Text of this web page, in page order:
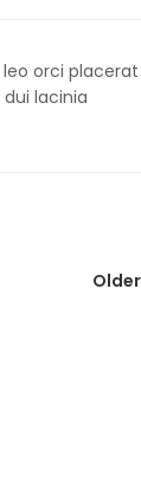
orci placerat
lacinia
Older